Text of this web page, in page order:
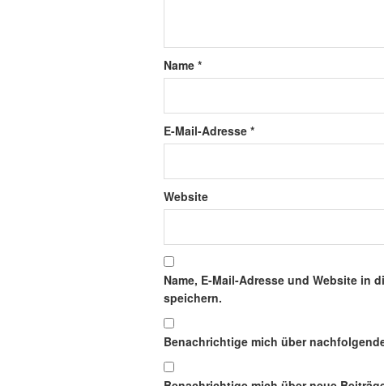
Name *
E-Mail-Adresse *
Website
Name, E-Mail-Adresse und Website in
speichern.
Benachrichtige mich über